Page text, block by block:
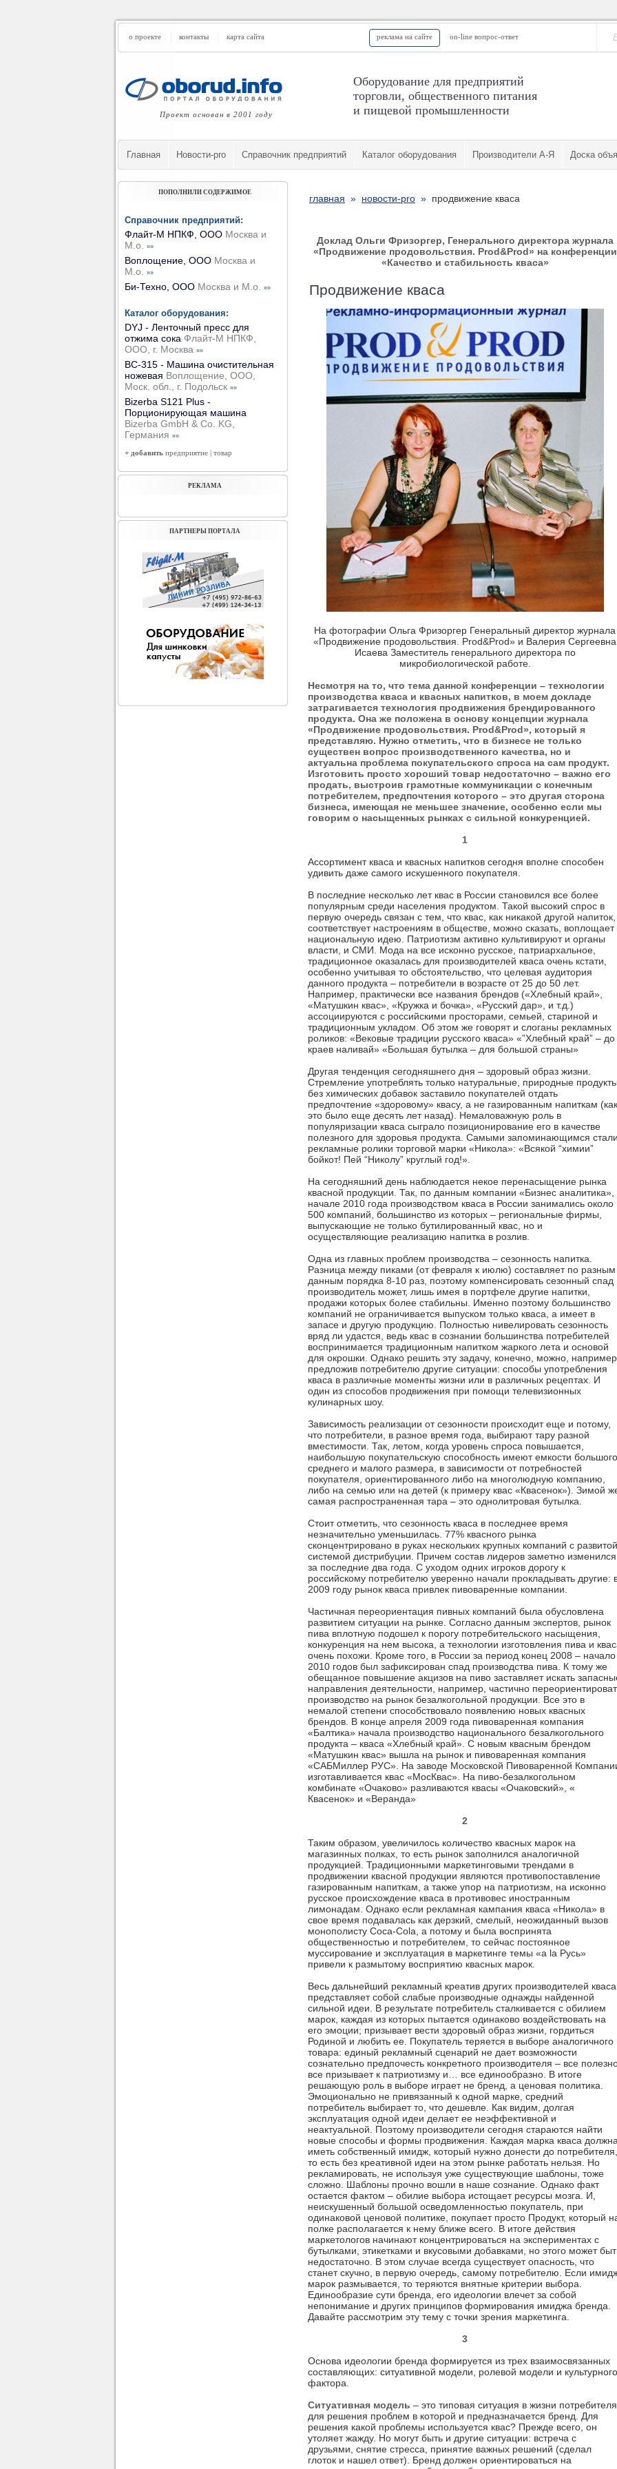
о проекте контакты карта сайта реклама на сайте on-line вопрос-ответ
Проект основан в 2001 году
Оборудование для предприятий
торговли, общественного питания
и пищевой промышленности
Главная Новости-pro Cправочник предприятий Каталог оборудования Производители А-Я Доска
главная » новости-pro » продвижение кваса
Доклад Ольги Фризоргер, Генерального директора журнала
«Продвижение продовольствия. Prod&Prod» на конференции
«Качество и стабильность кваса»
Продвижение кваса
На фотографии Ольга Фризоргер Генеральный директор журнала
«Продвижение продовольствия. Prod&Prod» и Валерия Сергеевна
Исаева Заместитель генерального директора по
микробиологической работе.
Несмотря на то, что тема данной конференции – технологии
производства кваса и квасных напитков, в моем докладе
затрагивается технология продвижения брендированного
продукта. Она же положена в основу концепции журнала
«Продвижение продовольствия. Prod&Prod», который я
представляю. Нужно отметить, что в бизнесе не только
существен вопрос производственного качества, но и
актуальна проблема покупательского спроса на сам продукт.
Изготовить просто хороший товар недостаточно – важно его
продать, выстроив грамотные коммуникации с конечным
потребителем, предпочтения которого – это другая сторона
бизнеса, имеющая не меньшее значение, особенно если мы
говорим о насыщенных рынках с сильной конкуренцией.
1
Ассортимент кваса и квасных напитков сегодня вполне способен
удивить даже самого искушенного покупателя.
В последние несколько лет квас в России становился все более
популярным среди населения продуктом. Такой высокий спрос в
первую очередь связан с тем, что квас, как никакой другой напиток,
соответствует настроениям в обществе, можно сказать, воплощает
национальную идею. Патриотизм активно культивируют и органы
власти, и СМИ. Мода на все исконно русское, патриархальное,
традиционное оказалась для производителей кваса очень кстати,
особенно учитывая то обстоятельство, что целевая аудитория
данного продукта – потребители в возрасте от 25 до 50 лет.
Например, практически все названия брендов («Хлебный край»,
«Матушкин квас», «Кружка и бочка», «Русский дар», и т.д.)
ассоциируются с российскими просторами, семьей, стариной и
традиционным укладом. Об этом же говорят и слоганы рекламных
роликов: «Вековые традиции русского кваса» «”Хлебный край” – до
краев наливай» «Большая бутылка – для большой страны»
Другая тенденция сегодняшнего дня – здоровый образ жизни.
Стремление употреблять только натуральные, природные продукты
без химических добавок заставило покупателей отдать
предпочтение «здоровому» квасу, а не газированным напиткам (как
это было еще десять лет назад). Немаловажную роль в
популяризации кваса сыграло позиционирование его в качестве
полезного для здоровья продукта. Самыми запоминающимся стали
рекламные ролики торговой марки «Никола»: «Всякой “химии”
бойкот! Пей “Николу” круглый год!».
На сегодняшний день наблюдается некое перенасыщение рынка
квасной продукции. Так, по данным компании «Бизнес аналитика»,
начале 2010 года производством кваса в России занимались около
500 компаний, большинство из которых – региональные фирмы,
выпускающие не только бутилированный квас, но и
осуществляющие реализацию напитка в розлив.
Одна из главных проблем производства – сезонность напитка.
Разница между пиками (от февраля к июлю) составляет по разным
данным порядка 8-10 раз, поэтому компенсировать сезонный спад
производитель может, лишь имея в портфеле другие напитки,
продажи которых более стабильны. Именно поэтому большинство
компаний не ограничивается выпуском только кваса, а имеет в
запасе и другую продукцию. Полностью нивелировать сезонность
вряд ли удастся, ведь квас в сознании большинства потребителей
воспринимается традиционным напитком жаркого лета и основой
для окрошки. Однако решить эту задачу, конечно, можно, например,
предложив потребителю другие ситуации: способы употребления
кваса в различные моменты жизни или в различных рецептах. И
один из способов продвижения при помощи телевизионных
кулинарных шоу.
Зависимость реализации от сезонности происходит еще и потому,
что потребители, в разное время года, выбирают тару разной
вместимости. Так, летом, когда уровень спроса повышается,
наибольшую покупательскую способность имеют емкости большого,
среднего и малого размера, в зависимости от потребностей
покупателя, ориентированного либо на многолюдную компанию,
либо на семью или на детей (к примеру квас «Квасенок»). Зимой
самая распространенная тара – это однолитровая бутылка.
Стоит отметить, что сезонность кваса в последнее время
незначительно уменьшилась. 77% квасного рынка
сконцентрировано в руках нескольких крупных компаний с развитой
системой дистрибуции. Причем состав лидеров заметно изменился
за последние два года. С уходом одних игроков дорогу к
российскому потребителю уверенно начали прокладывать другие:
2009 году рынок кваса привлек пивоваренные компании.
Частичная переориентация пивных компаний была обусловлена
развитием ситуации на рынке. Согласно данным экспертов, рынок
пива вплотную подошел к порогу потребительского насыщения,
конкуренция на нем высока, а технологии изготовления пива и
очень похожи. Кроме того, в России за период конец 2008 – начало
2010 годов был зафиксирован спад производства пива. К тому же
обещанное повышение акцизов на пиво заставляет искать
направления деятельности, например, частично
производство на рынок безалкогольной продукции. Все это в
немалой степени способствовало появлению новых квасных
брендов. В конце апреля 2009 года пивоваренная компания
«Балтика» начала производство национального безалкогольного
продукта – кваса «Хлебный край». С новым квасным брендом
«Матушкин квас» вышла на рынок и пивоваренная компания
«САБМиллер РУС». На заводе Московской Пивоваренной
изготавливается квас «МосКвас». На пиво-безалкогольном
комбинате «Очаково» разливаются квасы «Очаковский», «
Квасенок» и «Веранда»
2
Таким образом, увеличилось количество квасных марок на
магазинных полках, то есть рынок заполнился аналогичной
продукцией. Традиционными маркетинговыми трендами в
продвижении квасной продукции являются противопоставление
газированным напиткам, а также упор на патриотизм, на исконно
русское происхождение кваса в противовес иностранным
лимонадам. Однако если рекламная кампания кваса «Никола» в
свое время подавалась как дерзкий, смелый, неожиданный вызов
монополисту Coca-Cola, а потому и была воспринята
общественностью и потребителем, то сейчас постоянное
муссирование и эксплуатация в маркетинге темы «a la Русь»
привели к размытому восприятию квасных марок.
Весь дальнейший рекламный креатив других производителей кваса
представляет собой слабые производные однажды найденной
сильной идеи. В результате потребитель сталкивается с обилием
марок, каждая из которых пытается одинаково воздействовать на
его эмоции; призывает вести здоровый образ жизни, гордиться
Родиной и любить ее. Покупатель теряется в выборе аналогичного
товара: единый рекламный сценарий не дает возможности
сознательно предпочесть конкретного производителя – все
все призывает к патриотизму и… все единообразно. В итоге
решающую роль в выборе играет не бренд, а ценовая политика.
Эмоционально не привязанный к одной марке, средний
потребитель выбирает то, что дешевле. Как видим, долгая
эксплуатация одной идеи делает ее неэффективной и
неактуальной. Поэтому производители сегодня стараются найти
новые способы и формы продвижения. Каждая марка кваса должна
иметь собственный имидж, который нужно донести до потребителя,
то есть без креативной идеи на этом рынке работать нельзя. Но
рекламировать, не используя уже существующие шаблоны, тоже
сложно. Шаблоны прочно вошли в наше сознание. Однако факт
остается фактом – обилие выбора истощает ресурсы мозга. И,
неискушенный большой осведомленностью покупатель, при
одинаковой ценовой политике, покупает просто Продукт, который
полке располагается к нему ближе всего. В итоге действия
маркетологов начинают концентрироваться на экспериментах с
бутылками, этикетками и вкусовыми добавками, но этого может
недостаточно. В этом случае всегда существует опасность, что
станет скучно, в первую очередь, самому потребителю. Если
марок размывается, то теряются внятные критерии выбора.
Единообразие сути бренда, его идеологии влечет за собой
непонимание и других принципов формирования имиджа бренда.
Давайте рассмотрим эту тему с точки зрения маркетинга.
3
Основа идеологии бренда формируется из трех взаимосвязанных
составляющих: ситуативной модели, ролевой модели и культурного
фактора.
Ситуативная модель – это типовая ситуация в жизни потребителя,
для решения проблем в которой и предназначается бренд. Для
решения какой проблемы используется квас? Прежде всего, он
утоляет жажду. Но могут быть и другие ситуации: встреча с
друзьями, снятие стресса, принятие важных решений (сделал
глоток и нашел ответ). Бренд должен ориентироваться на
ПОПОЛНИЛИ СОДЕРЖИМОЕ
Справочник предприятий:
Флайт-М НПКФ, ООО Москва и
М.о.
»»
Воплощение, ООО Москва и
М.о.
»»
Би-Техно, ООО Москва и М.о. »»
Каталог оборудования:
DYJ - Ленточный пресс для
отжима сока Флайт-М НПКФ,
ООО, г. Москва »»
ВС-315 - Машина очистительная
ножевая Воплощение, ООО,
Моск. обл., г. Подольск »»
Bizerba S121 Plus -
Порционирующая машина
Bizerba GmbH & Co. KG,
Германия »»
+ добавить предприятие | товар
РЕКЛАМА
ПАРТНЕРЫ ПОРТАЛА